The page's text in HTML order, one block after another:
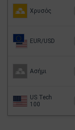
Χρυσός
EUR/USD
Ασήμι
US Tech
100